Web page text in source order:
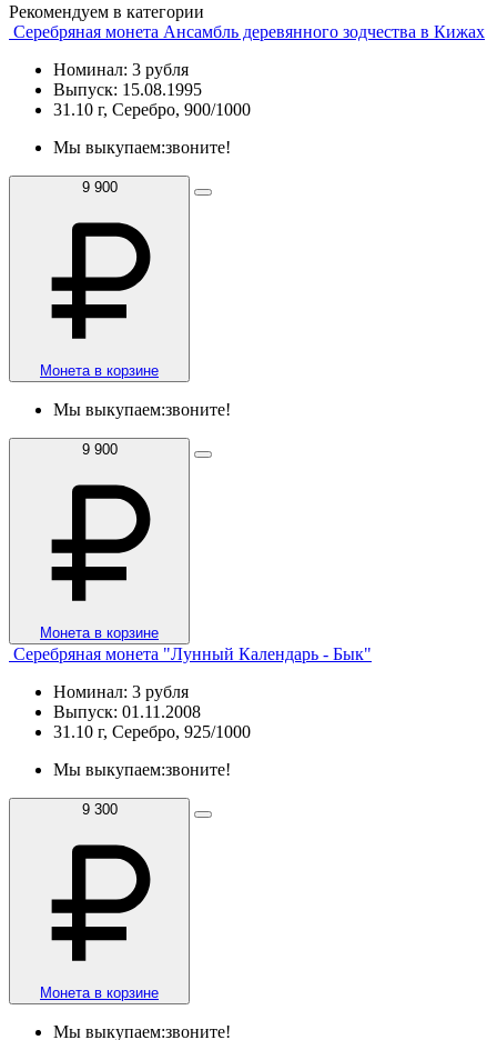
Рекомендуем в категории
Серебряная монета Ансамбль деревянного зодчества в Кижах
Номинал: 3 рубля
Выпуск: 15.08.1995
31.10 г, Серебро, 900/1000
Мы выкупаем:звоните!
9 900
Монета в корзине
Мы выкупаем:звоните!
9 900
Монета в корзине
Серебряная монета "Лунный Календарь - Бык"
Номинал: 3 рубля
Выпуск: 01.11.2008
31.10 г, Серебро, 925/1000
Мы выкупаем:звоните!
9 300
Монета в корзине
Мы выкупаем:звоните!